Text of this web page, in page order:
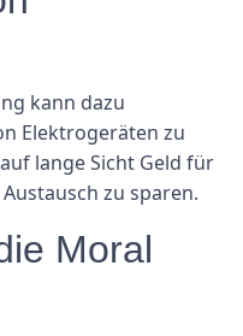
kann dazu
Elektrogeräten zu
lange Sicht Geld für
zu sparen.
Moral